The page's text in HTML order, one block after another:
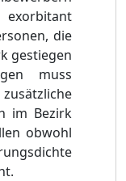
die
gestiegen
muss
im Bezirk
obwohl